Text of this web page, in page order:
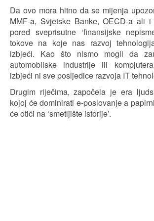
Da ovo mora hitno da se mijenja
MMF-a, Svjetske Banke, OECD-a ali
pored sveprisutne ‘finansijske
tokove na koje nas razvoj
izbjeći. Kao što nismo mogli da
automobilske industrije ili
izbjeći ni sve posljedice razvoja IT
Drugim riječima, započela je era
kojoj će dominirati e-poslovanje a
će otići na ‘smetljište istorije’.